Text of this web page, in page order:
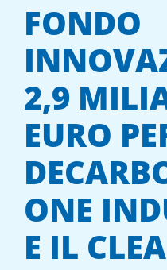
FONDO
2,9
EURO
ONE
E IL